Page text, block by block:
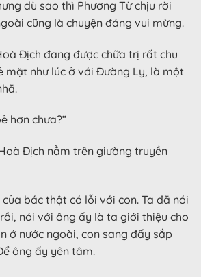
dù sao thì Phương Từ chịu rời
cũng là chuyện đáng vui mừng.
Địch đang được chữa trị rất chu
mặt như lúc ở với Đường Ly, là một
hơn chưa?”
Địch nằm trên giường truyền
bác thật có lỗi với con. Ta đã nói
nói với ông ấy là ta giới thiệu cho
ở nước ngoài, con sang đấy sắp
ông ấy yên tâm.